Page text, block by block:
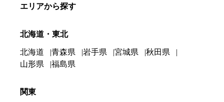
エリアから探す
北海道・東北
北海道 青森県 岩手県 宮城県
秋田県
山形県
福島県
関東